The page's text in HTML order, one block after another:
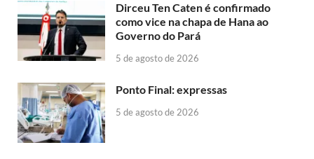
Dirceu Ten Caten é confirmado
como vice na chapa de Hana ao
Governo do Pará
5 de agosto de 2026
Ponto Final: expressas
5 de agosto de 2026